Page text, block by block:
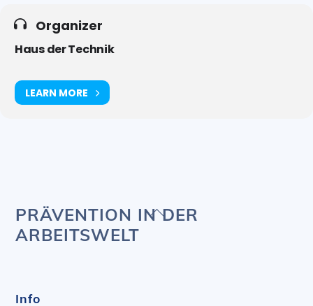
Organizer
Haus der Technik
LEARN MORE
Back
PRÄVENTION IN DER
ARBEITSWELT
Info